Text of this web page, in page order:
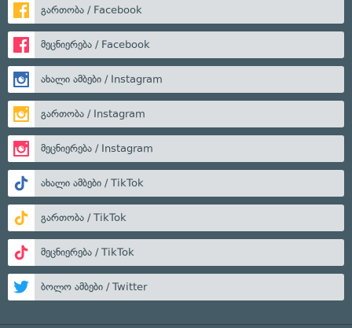
გართობა / Facebook
მეცნიერება / Facebook
ახალი ამბები / Instagram
გართობა / Instagram
მეცნიერება / Instagram
ახალი ამბები / TikTok
გართობა / TikTok
მეცნიერება / TikTok
ბოლო ამბები / Twitter